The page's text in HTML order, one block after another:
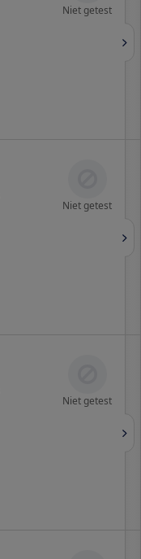
Niet getest
Niet getest
Niet getest